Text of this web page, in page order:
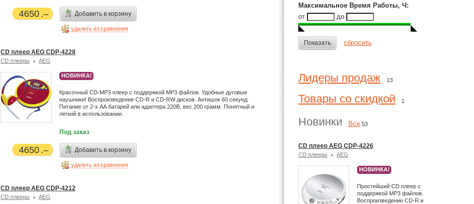
4650 Добавить в корзину
удалить из сравнения
CD плеер AEG CDP-4228
CD плееры AEG
НОВИНКА!
Красочный CD-MP3 плеер с поддержкой MP3 файлов. Удобные дуговые
наушники! Воспроизведение CD-R и CD-RW дисков. Антишок 60 секунд.
Питание от 2-х АА батарей или адаптера 220В, вес 200 грамм. Понятный и
легкий в использовании.
Под заказ
4650 Добавить в корзину
удалить из сравнения
CD плеер AEG CDP-4212
CD плееры AEG
Максимальное Время Работы, Ч :
от
до
Показать сбросить
Лидеры продаж 13
Товары со скидкой 1
Новинки Все 53
CD плеер AEG CDP-4226
CD плееры AEG
НОВИНКА!
Простейший CD плеер с
поддержкой MP3 файлов.
Воспроизведение CD-R и